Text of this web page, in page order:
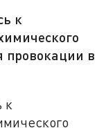
к
провокации в
к